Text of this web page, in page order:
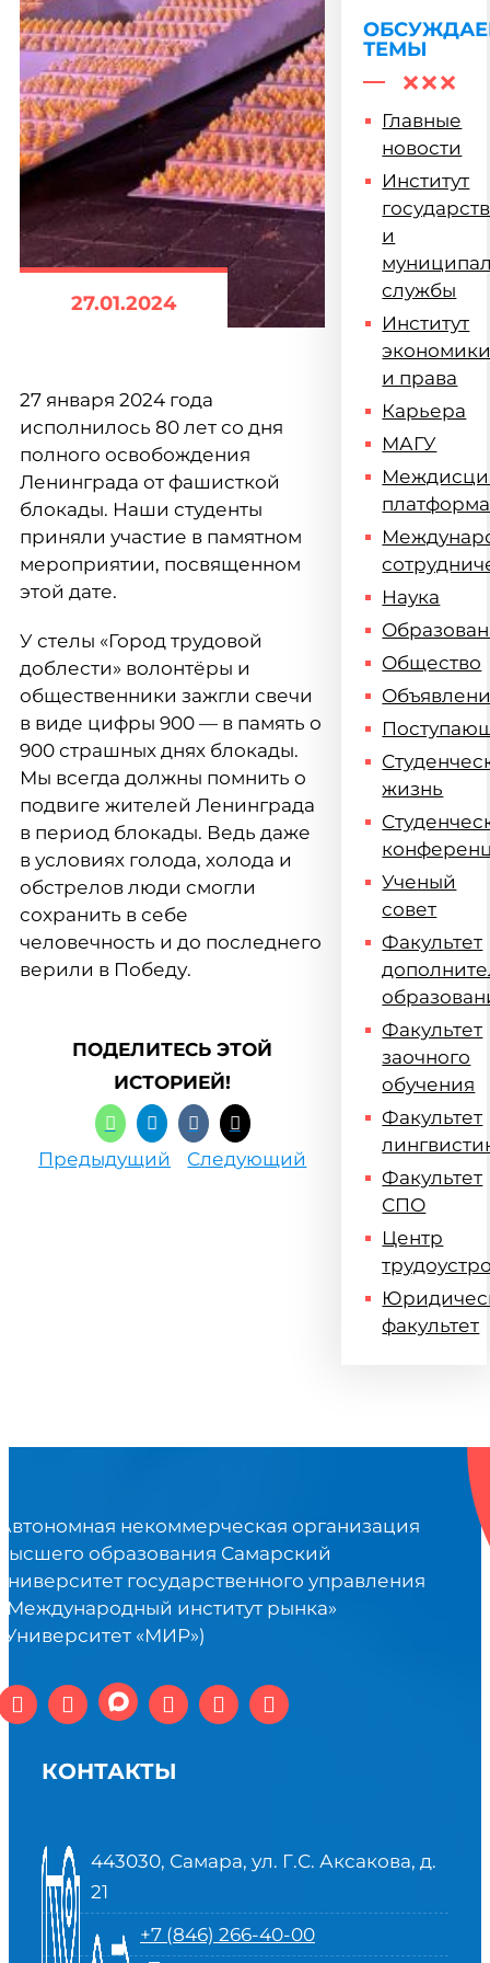
27.01.2024
27 января 2024 года
исполнилось 80 лет со дня
полного освобождения
Ленинграда от фашисткой
блокады. Наши студенты
приняли участие в памятном
мероприятии, посвященном
этой дате.
У стелы «Город трудовой
доблести» волонтёры и
общественники зажгли свечи
в виде цифры 900 — в память о
900 страшных днях блокады.
Мы всегда должны помнить о
подвиге жителей Ленинграда
в период блокады. Ведь даже
в условиях голода, холода и
обстрелов люди смогли
сохранить в себе
человечность и до последнего
верили в Победу.
ПОДЕЛИТЕСЬ ЭТОЙ
ИСТОРИЕЙ!
Предыдущий Следующий
ТЕМЫ
Главные
новости
Институт
и
службы
Институт
и права
Карьера
МАГУ
платформа
Наука
Общество
жизнь
Ученый
совет
Факультет
Факультет
заочного
обучения
Факультет
Факультет
СПО
Центр
факультет
некоммерческая организация
образования Самарский
государственного управления
институт рынка»
«МИР»)
КОНТАКТЫ
443030, Самара, ул. Г.С. Аксакова, д.
21
+7 (846) 266-40-00